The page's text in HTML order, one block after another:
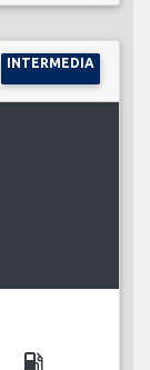
INTERMEDIA
local_gas_station